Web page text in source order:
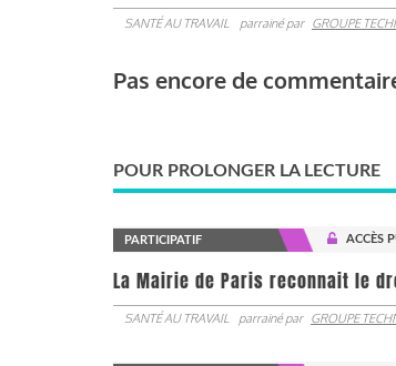
SANTÉ AU TRAVAIL parrainé par GROUPE
Pas encore de
POUR PROLONGER LA LECTURE
PARTICIPATIF ACCÈS
La Mairie de Paris reconnait le
SANTÉ AU TRAVAIL parrainé par GROUPE